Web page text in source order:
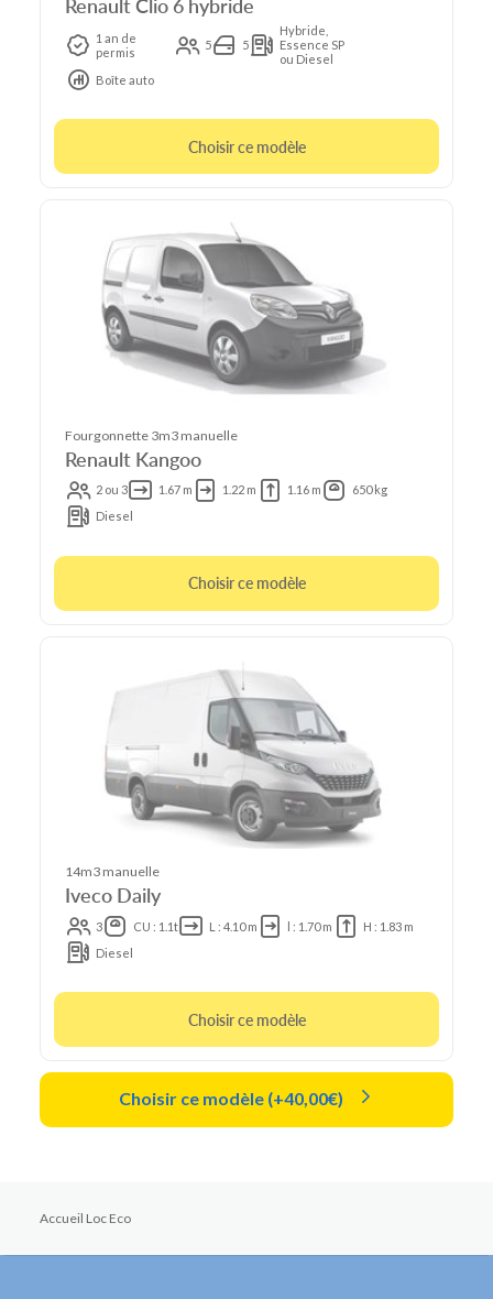
1 an de
permis
5 5
Hybride,
Essence SP
ou Diesel
Boîte auto
Choisir ce modèle
Fourgonnette 3m3 manuelle
Renault Kangoo
2 ou 3 1.67 m 1.22 m 1.16 m
650 kg
Diesel
Choisir ce modèle
14m3 manuelle
Iveco Daily
3 CU : 1.1t L : 4.10 m l : 1.70 m
H : 1.83 m
Diesel
Choisir ce modèle
Choisir ce modèle (+40,00€)
Accueil Loc Eco